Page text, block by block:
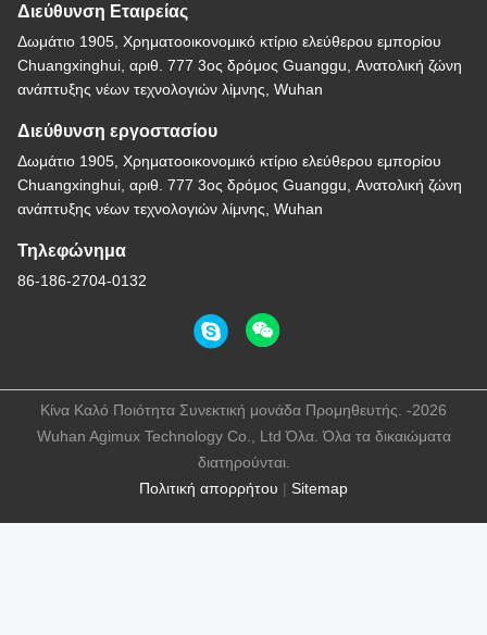
Διεύθυνση Εταιρείας
Δωμάτιο 1905, Χρηματοοικονομικό κτίριο ελεύθερου εμπορίου
Chuangxinghui, αριθ. 777 3ος δρόμος Guanggu, Ανατολική ζώνη
ανάπτυξης νέων τεχνολογιών λίμνης, Wuhan
Διεύθυνση εργοστασίου
Δωμάτιο 1905, Χρηματοοικονομικό κτίριο ελεύθερου εμπορίου
Chuangxinghui, αριθ. 777 3ος δρόμος Guanggu, Ανατολική ζώνη
ανάπτυξης νέων τεχνολογιών λίμνης, Wuhan
Τηλεφώνημα
86-186-2704-0132
Πολιτική απορρήτου | Sitemap
Κίνα Καλό Ποιότητα Συνεκτική μονάδα Προμηθευτής. -2026
Wuhan Agimux Technology Co., Ltd Όλα. Όλα τα δικαιώματα
διατηρούνται.